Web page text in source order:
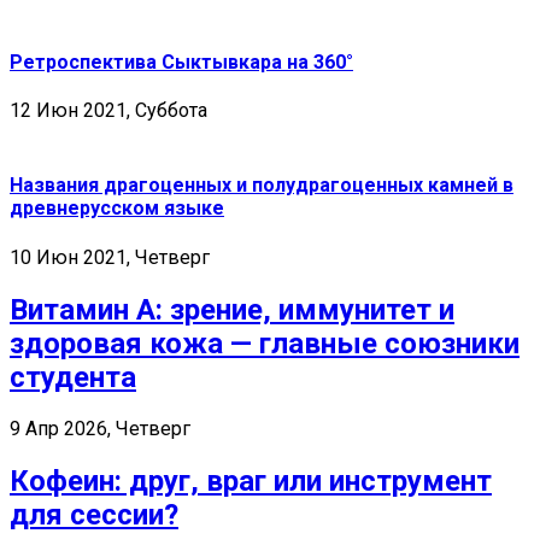
Ретроспектива Сыктывкара на 360°
12 Июн 2021, Суббота
Названия драгоценных и полудрагоценных камней в
древнерусском языке
10 Июн 2021, Четверг
Витамин А: зрение, иммунитет и
здоровая кожа — главные союзники
студента
9 Апр 2026, Четверг
Кофеин: друг, враг или инструмент
для сессии?